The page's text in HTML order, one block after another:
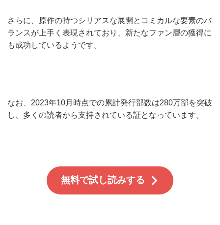
さらに、原作の持つシリアスな展開とコミカルな要素のバ
ランスが上手く表現されており、新たなファン層の獲得に
も成功しているようです。
なお、2023年10月時点での累計発行部数は280万部を突破
し、多くの読者から支持されている証となっています。
無料で試し読みする